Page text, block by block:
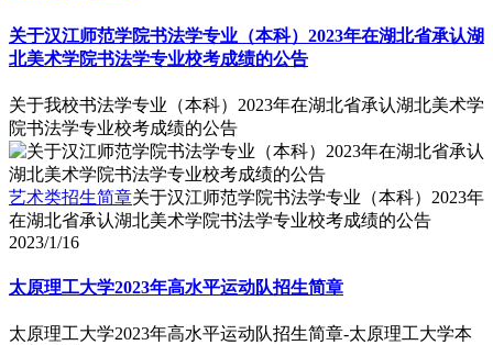
关于汉江师范学院书法学专业（本科）2023年在湖北省承认湖
北美术学院书法学专业校考成绩的公告
关于我校书法学专业（本科）2023年在湖北省承认湖北美术学
院书法学专业校考成绩的公告
艺术类招生简章关于汉江师范学院书法学专业（本科）2023年
在湖北省承认湖北美术学院书法学专业校考成绩的公告
2023/1/16
太原理工大学2023年高水平运动队招生简章
太原理工大学2023年高水平运动队招生简章-太原理工大学本